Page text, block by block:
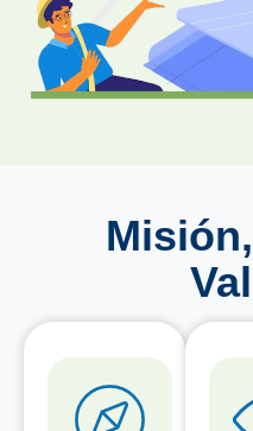
Misión,